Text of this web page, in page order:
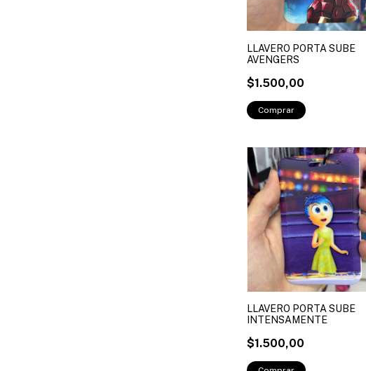
LLAVERO PORTA SUBE
AVENGERS
$1.500,00
LLAVERO PORTA SUBE
INTENSAMENTE
$1.500,00